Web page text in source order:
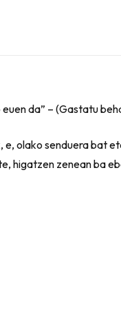
da” – (Gastatu
e, olako senduera bat
higatzen zenean ba